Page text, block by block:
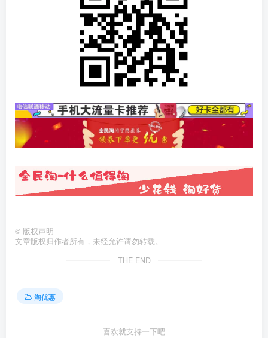
© 版权声明
文章版权归作者所有，未经允许请勿转载。
THE END
淘优惠
喜欢就支持一下吧